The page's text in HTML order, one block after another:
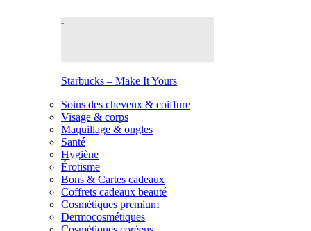
Starbucks – Make It Yours
Soins des cheveux & coiffure
Visage & corps
Maquillage & ongles
Santé
Hygiène
Érotisme
Bons & Cartes cadeaux
Coffrets cadeaux beauté
Cosmétiques premium
Dermocosmétiques